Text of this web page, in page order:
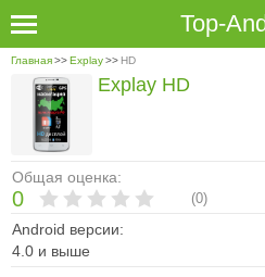
Top-
Главная>>Explay>> HD
Общая оценка:
0 (0)
Android версии:
4.0 и выше
Explay HD